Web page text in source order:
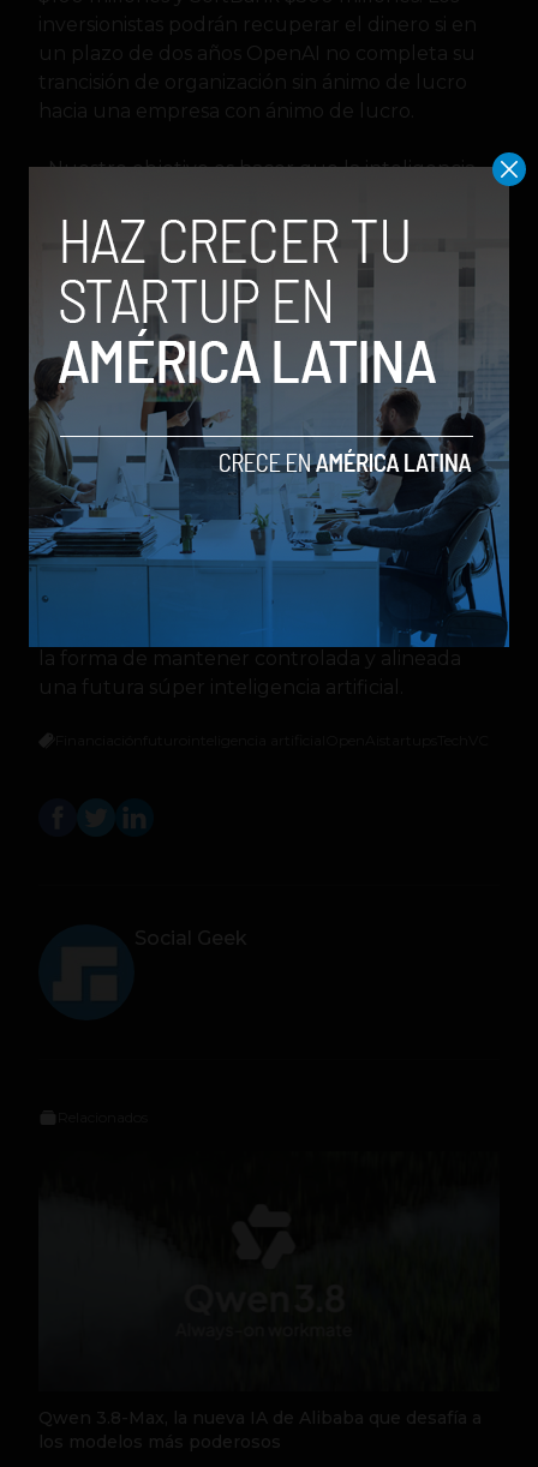
inversionistas podrán recuperar el dinero si en
un plazo de dos años OpenAI no completa su
trancisión de organización sin ánimo de lucro
hacia una empresa con ánimo de lucro.
«Nuestro objetivo es hacer que la inteligencia
accesible», enfatizó OpenAI.
Habrá que esperar cómo se reorganiza OpenAI
luego de un año marcado por las renuncias
supuestamente impulsadas por los planes de la
empresa.
En los últimos días la directora de tecnología,
Mira Murati; el vicepresidente de investigación,
Barret Zoph; y el director de investigación, Bob
McGrew, anunciaron su salida de OpenAI,
mientras que en mayo salieron Ilya Sutskever,
cofundador y científico jefe de la compañía,
que renunció junto a su mano derecha, Jan
Leike, cuando dirigían un equipo que buscaba
la forma de mantener controlada y alineada
una futura súper inteligencia artificial.
Social Geek
Qwen 3.8-Max, la nueva IA de Alibaba que desafía a
los modelos más poderosos